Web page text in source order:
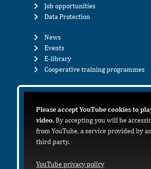
Job opportunities
Data Protection
News
Events
E-library
Cooperative training programmes
Please accept YouTube cookies to
video.By accepting you will be
from YouTube, a service provided by
third party.
YouTube privacy policy